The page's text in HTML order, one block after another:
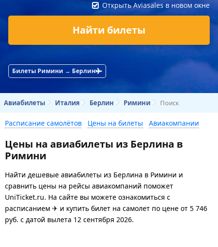
Открыть Aviasales в новом окне
Найти билеты
Билеты Римини → Берлин
Авиабилеты Италия Берлин Римини Поиск
Расписание самолётов Цены на билеты Авиакомпании
Цены на авиабилеты из Берлина в
Римини
Найти дешевые авиабилеты из Берлина в Римини и
сравнить цены на рейсы авиакомпаний поможет
UniTicket.ru. На сайте вы можете ознакомиться с
расписанием ✈ и купить билет на самолет по цене от 5 746
руб. с датой вылета 12 сентября 2026.